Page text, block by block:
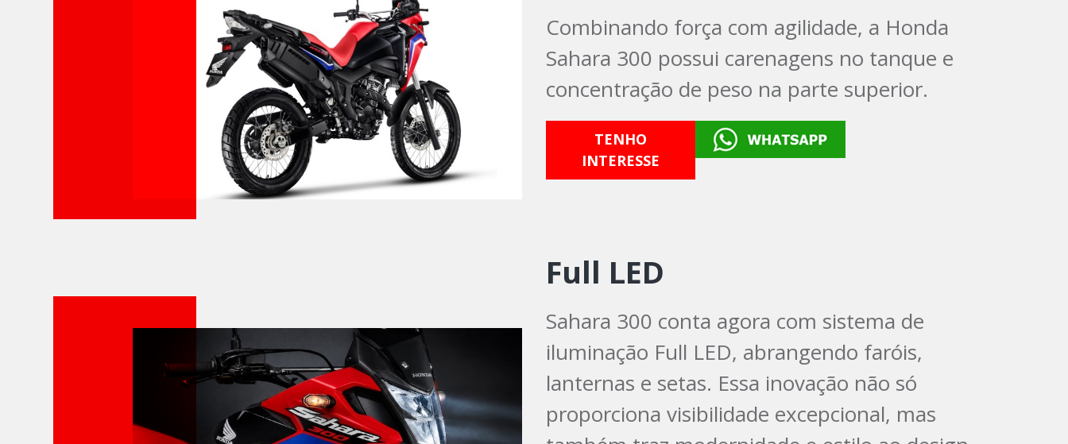
Combinando força com agilidade, a Honda
Sahara 300 possui carenagens no tanque e
concentração de peso na parte superior.
TENHO
INTERESSE
Full LED
Sahara 300 conta agora com sistema de
iluminação Full LED, abrangendo faróis,
lanternas e setas. Essa inovação não só
proporciona visibilidade excepcional, mas